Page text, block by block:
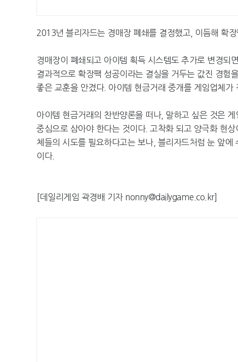
2013년 블리자드는 경매장 폐쇄를 결정했고, 이듬해 확
경매장이 폐쇄되고 아이템 획득 시스템도 추가로 변경되
결과적으로 확장팩 성공이라는 결실을 거두는 값진 경험
좋은 교훈을 안겼다. 아이템 현금거래 중개를 게임업체가
아이템 현금거래의 찬반양론을 떠나, 말하고 싶은 것은
중심으로 삼아야 한다는 것이다. 고착화 되고 양극화 현
체들의 시도를 필요하다고는 보나, 블리자드처럼 눈 앞
이다.
[데일리게임 곽경배 기자 nonny@dailygame.co.kr]